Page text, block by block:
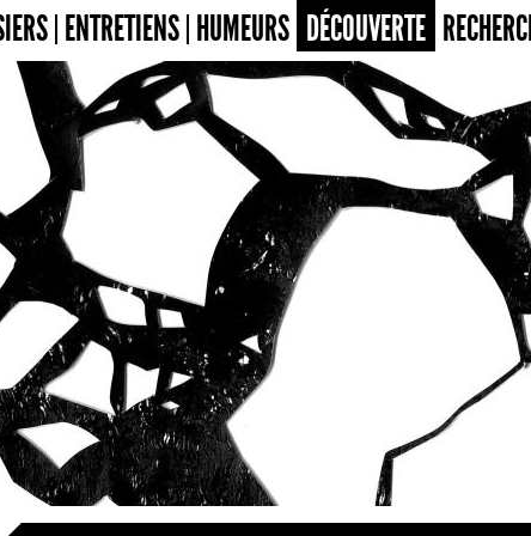
ENTRETIENS HUMEURS DÉCOUVERTE